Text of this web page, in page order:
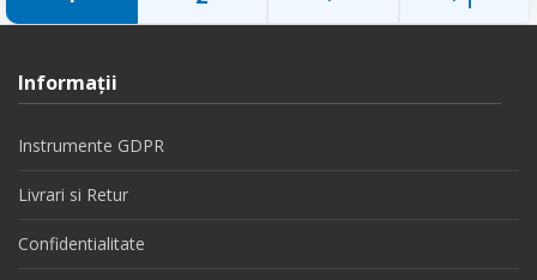
Informaţii
Instrumente GDPR
Livrari si Retur
Confidentialitate